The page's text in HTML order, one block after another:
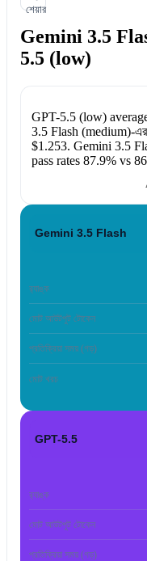
শেয়ার
Gemini 3.5
5.5 (low)
GPT-5.5 (low)
3.5 Flash (medium)-
$1.253. Gemini 3.5
pass rates 87.9%vs
Gemini 3.5 Flash
র‍্যাঙ্ক
মোট আউটপুট টোকেন
প্রতিক্রিয়া সময় (গড়)
মোট খরচ
GPT-5.5
র‍্যাঙ্ক
মোট আউটপুট টোকেন
প্রতিক্রিয়া সময় (গড়)